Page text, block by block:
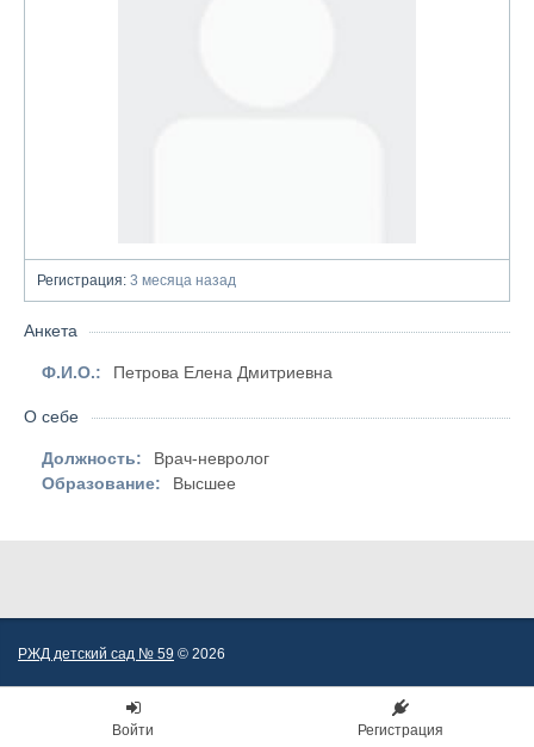
Регистрация: 3 месяца назад
Анкета
Ф.И.О.: Петрова Елена Дмитриевна
О себе
Должность:
Врач-невролог
Образование:
Высшее
РЖД детский сад № 59 © 2026
Войти Регистрация